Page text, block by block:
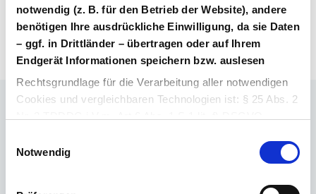
notwendig (z. B. für den Betrieb der Website), andere
benötigen Ihre ausdrückliche Einwilligung, da sie Daten
– ggf. in Drittländer – übertragen oder auf Ihrem
Endgerät Informationen speichern bzw. auslesen
Rechtsgrundlage für die Verarbeitung aller notwendigen
Cookies und vergleichbaren Technologien ist: § 25 Abs. 2
Rechtsgrundlage für die Verarbeitung aller weiteren
Einwilligung i.S.d. § 25 Abs. 1 TDDDG i. V. m. Art. 6 Abs.
Notwendig
Login Arzneimittel Konto erstellen
Ihr Ansprechpartner
Member of Executive Board, Pharmaceuticals